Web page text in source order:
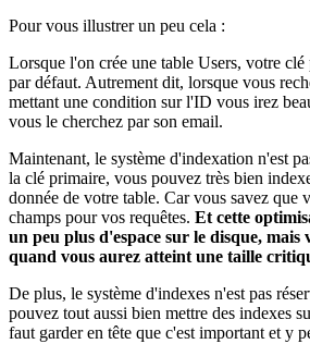
Pour vous illustrer un peu cela :
Lorsque l'on crée une table Users, votre
par défaut. Autrement dit, lorsque vous
mettant une condition sur l'ID vous irez
vous le cherchez par son email.
Maintenant, le système d'indexation n'est
la clé primaire, vous pouvez très bien
donnée de votre table. Car vous savez que
champs pour vos requêtes. Et cette
un peu plus d'espace sur le disque, mais
quand vous aurez atteint une taille
De plus, le système d'indexes n'est pas
pouvez tout aussi bien mettre des indexes
faut garder en tête que c'est important et y